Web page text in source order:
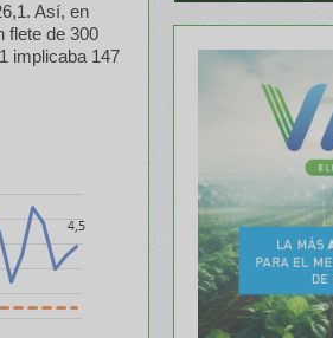
Así, en
flete de 300
implicaba 147